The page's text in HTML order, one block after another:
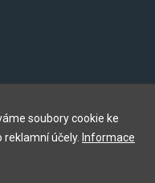
soubory cookie ke
účely. Informace